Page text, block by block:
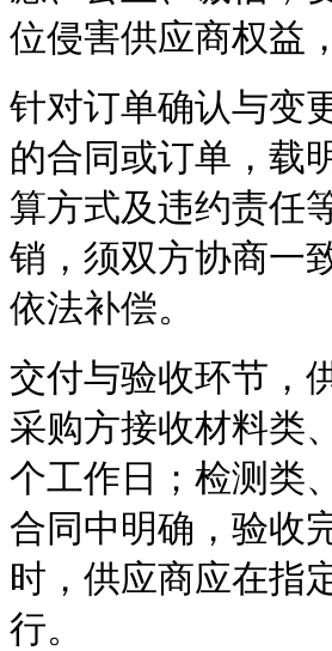
位侵害供应商权益
针对订单确认与变
的合同或订单，载
算方式及违约责任
销，须双方协商一
依法补偿。
交付与验收环节，
采购方接收材料类
个工作日；检测类
合同中明确，验收
时，供应商应在指
行。